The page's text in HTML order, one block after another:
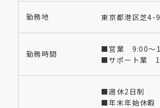
勤務地 東京都港区芝
勤務時間
■営業 9:00～
■サポート業
■週休2日制
■年末年始休暇